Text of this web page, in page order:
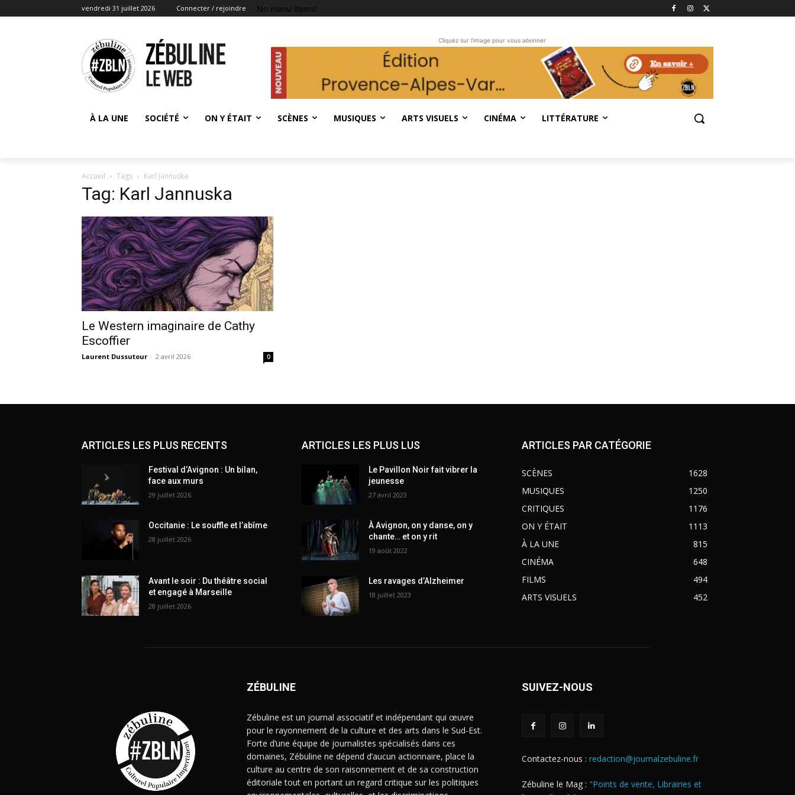
vendredi 31 juillet 2026 Connecter / rejoindre No menu items!
Cliquez sur l'image pour vous abonner
À LA UNE SOCIÉTÉ ON Y ÉTAIT SCÈNES MUSIQUES ARTS VISUELS CINÉMA LITTÉRATURE
Accueil Tags Karl Jannuska
Tag: Karl Jannuska
Le Western imaginaire de Cathy
Escoffier
Laurent Dussutour - 2 avril 2026 0
ARTICLES LES PLUS RECENTS
Festival d’Avignon : Un bilan,
face aux murs
29 juillet 2026
Occitanie : Le souffle et l’abîme
28 juillet 2026
Avant le soir : Du théâtre social
et engagé à Marseille
28 juillet 2026
ARTICLES LES PLUS LUS
Le Pavillon Noir fait vibrer la
jeunesse
27 avril 2023
À Avignon, on y danse, on y
chante… et on y rit
19 août 2022
Les ravages d’Alzheimer
18 juillet 2023
ARTICLES PAR CATÉGORIE
SCÈNES
1628
MUSIQUES
1250
CRITIQUES
1176
ON Y ÉTAIT
1113
À LA UNE
815
CINÉMA
648
FILMS
494
ARTS VISUELS
452
ZÉBULINE
Zébuline est un journal associatif et indépendant qui œuvre
pour le rayonnement de la culture et des arts dans le Sud-Est.
Forte d’une équipe de journalistes spécialisés dans ces
domaines, Zébuline ne dépend d’aucun actionnaire, place la
culture au centre de son raisonnement et de sa construction
éditoriale tout en portant un regard critique sur les politiques
SUIVEZ-NOUS
Contactez-nous : redaction@journalzebuline.fr
Zébuline le Mag : "Points de vente, Librairies et